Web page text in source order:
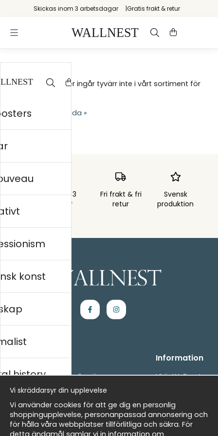
Skickas inom 3 arbetsdagar Gratis frakt & retur
Tyvärr
Produkten du söker ingår tyvärr inte i vårt sortiment för
Till butikens startsida »
Sitemap »
Skickas inom 3
arbetsdagar
Fri frakt & fri
retur
Svensk
produktion
Handla
- Frågor? Vi hjälper dig gärna.
- När du handlar hos oss
- Returer och återbetalningar
- Leverans - enkelt, snabbt &amp; gratis
- Cookies på Wallnest
- Här hittar du dina sparade favoriter
Information
Vi är Wallnest
konst
history
Vi skräddarsyr din upplevelse
Vi använder cookies för att ge dig en personlig
shoppingupplevelse, personanpassad annonsering och
för hålla våra webbplatser tillförlitliga och säkra. För